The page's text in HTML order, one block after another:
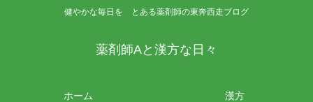
健やかな毎日を とある薬剤師の東奔西走ブログ
薬剤師Aと漢方な日々
ホーム 漢方